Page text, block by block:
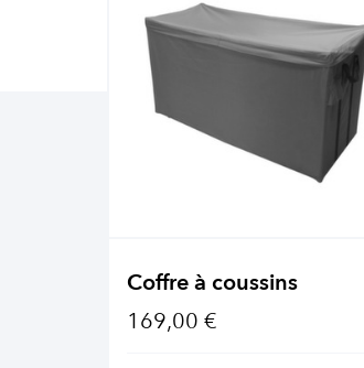
Coffre à coussins
169,00 €